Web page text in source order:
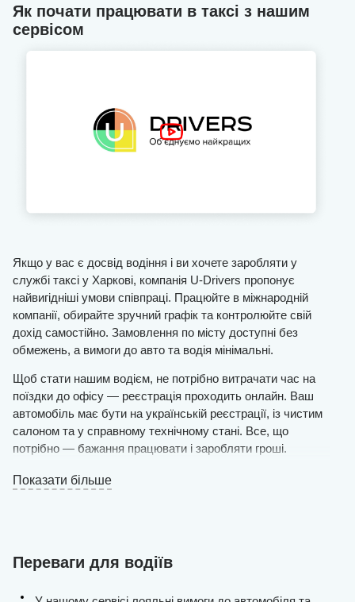
Як почати працювати в таксі з нашим
сервісом
Якщо у вас є досвід водіння і ви хочете заробляти у
службі таксі у Харкові, компанія U-Drivers пропонує
найвигідніші умови співпраці. Працюйте в міжнародній
компанії, обирайте зручний графік та контролюйте свій
дохід самостійно. Замовлення по місту доступні без
обмежень, а вимоги до авто та водія мінімальні.
Щоб стати нашим водієм, не потрібно витрачати час на
поїздки до офісу — реєстрація проходить онлайн. Ваш
автомобіль має бути на українській реєстрації, із чистим
салоном та у справному технічному стані. Все, що
потрібно — бажання працювати і заробляти гроші.
рішення менеджерів.
планшетів, де можна приймати замовлення, відстежувати
команди професіоналів і почніть заробляти з U-Drivers
Показати більше
Переваги для водіїв